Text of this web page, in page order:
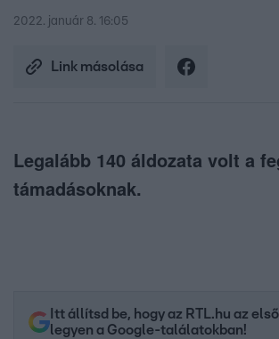
2022. január 8. 16:05
Link másolása
Legalább 140 áldozata volt a
támadásoknak.
Itt állítsd be, hogy az RTL.hu az
legyen a Google-találatokban!